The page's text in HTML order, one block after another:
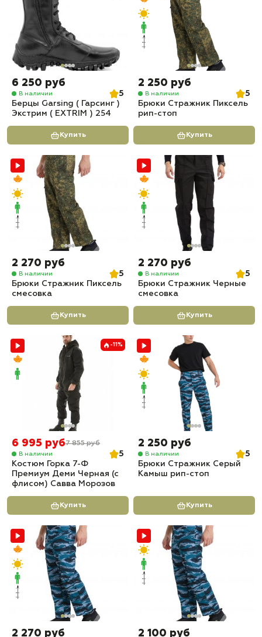
6 250 руб
В наличии
5
Берцы Garsing ( Гарсинг )
Экстрим ( EXTRIM ) 254
Купить
2 250 руб
В наличии
5
Брюки Стражник Пиксель
рип-стоп
Купить
2 270 руб
В наличии
5
Брюки Стражник Пиксель
смесовка
Купить
2 270 руб
В наличии
5
Брюки Стражник Черные
смесовка
Купить
-11%
6 995 руб7 855 руб
В наличии
5
Костюм Горка 7-Ф
Премиум Деми Черная (с
флисом) Савва Морозов
Купить
2 250 руб
В наличии
5
Брюки Стражник Серый
Камыш рип-стоп
Купить
2 270 руб 2 100 руб